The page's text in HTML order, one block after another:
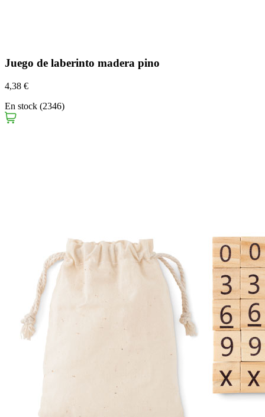
Juego de laberinto madera pino
4,38 €
En stock (2346)